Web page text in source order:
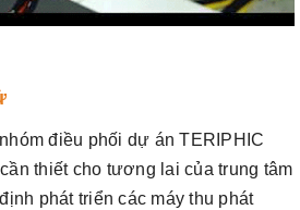
điều phối dự án TERIPHIC
thiết cho tương lai của trung tâm
phát triển các máy thu phát